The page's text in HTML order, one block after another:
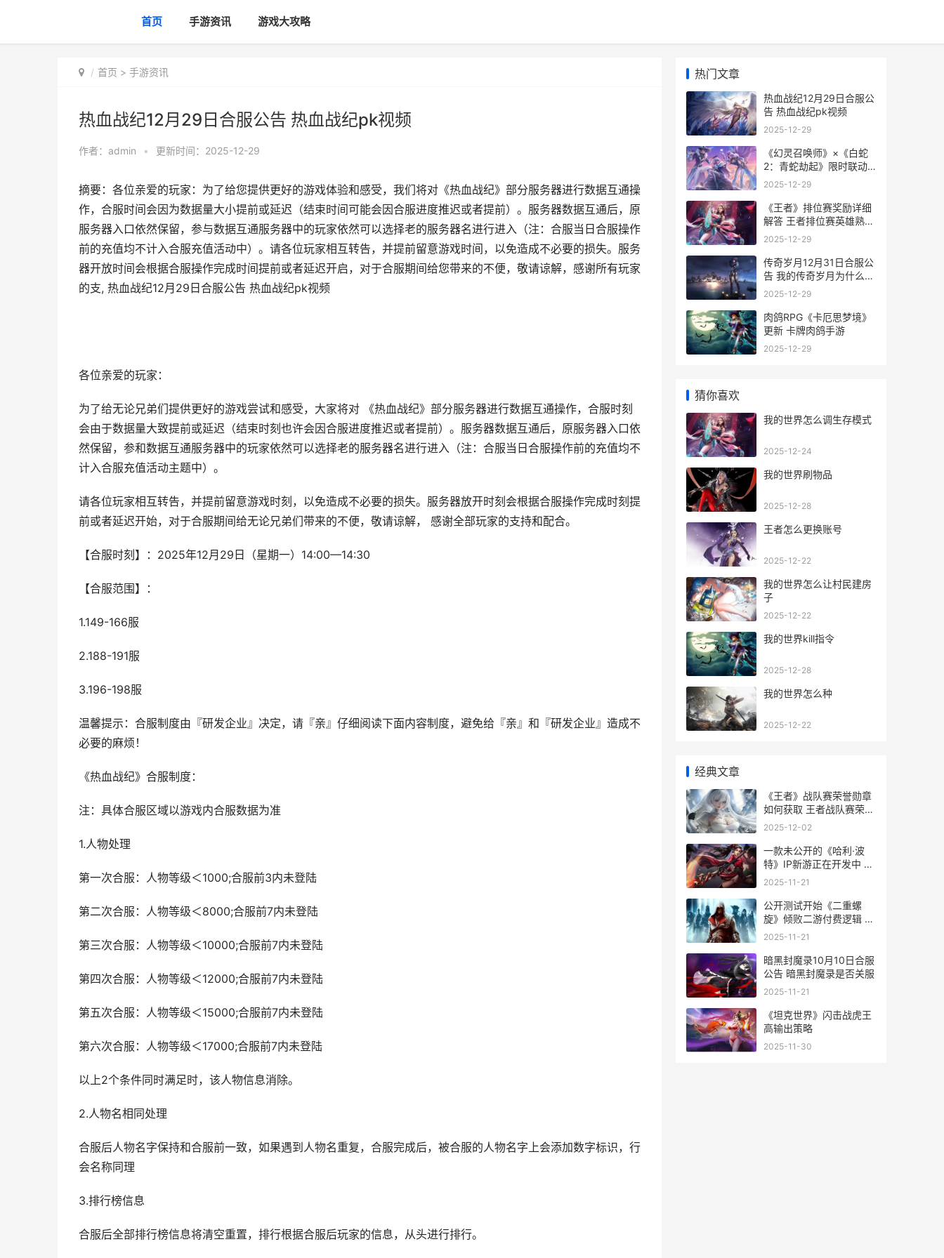
首页 手游资讯 游戏大攻略
首页 > 手游资讯
热血战纪12月29日合服公告 热血战纪pk视频
作者： admin • 更新时间：2025-12-29
摘要：各位亲爱的玩家：为了给您提供更好的游戏体验和感受，我们将对《热血战纪》部分服务器进行数据互通操
作，合服时间会因为数据量大小提前或延迟（结束时间可能会因合服进度推迟或者提前）。服务器数据互通后，原
服务器入口依然保留，参与数据互通服务器中的玩家依然可以选择老的服务器名进行进入（注：合服当日合服操作
前的充值均不计入合服充值活动中）。请各位玩家相互转告，并提前留意游戏时间，以免造成不必要的损失。服务
器开放时间会根据合服操作完成时间提前或者延迟开启，对于合服期间给您带来的不便，敬请谅解，感谢所有玩家
的支, 热血战纪12月29日合服公告 热血战纪pk视频
各位亲爱的玩家：
为了给无论兄弟们提供更好的游戏尝试和感受，大家将对 《热血战纪》部分服务器进行数据互通操作，合服时刻
会由于数据量大致提前或延迟（结束时刻也许会因合服进度推迟或者提前）。服务器数据互通后，原服务器入口依
然保留，参和数据互通服务器中的玩家依然可以选择老的服务器名进行进入（注：合服当日合服操作前的充值均不
计入合服充值活动主题中）。
请各位玩家相互转告，并提前留意游戏时刻，以免造成不必要的损失。服务器放开时刻会根据合服操作完成时刻提
前或者延迟开始，对于合服期间给无论兄弟们带来的不便，敬请谅解， 感谢全部玩家的支持和配合。
【合服时刻】：2025年12月29日（星期一）14:00—14:30
【合服范围】：
1.149-166服
2.188-191服
3.196-198服
温馨提示：合服制度由『研发企业』决定，请『亲』仔细阅读下面内容制度，避免给『亲』和『研发企业』造成不
必要的麻烦！
《热血战纪》合服制度：
注：具体合服区域以游戏内合服数据为准
1.人物处理
第一次合服：人物等级＜1000;合服前3内未登陆
第二次合服：人物等级＜8000;合服前7内未登陆
第三次合服：人物等级＜10000;合服前7内未登陆
第四次合服：人物等级＜12000;合服前7内未登陆
第五次合服：人物等级＜15000;合服前7内未登陆
第六次合服：人物等级＜17000;合服前7内未登陆
以上2个条件同时满足时，该人物信息消除。
2.人物名相同处理
合服后人物名字保持和合服前一致，如果遇到人物名重复，合服完成后，被合服的人物名字上会添加数字标识，行
会名称同理
3.排行榜信息
合服后全部排行榜信息将清空重置，排行根据合服后玩家的信息，从头进行排行。
热门文章
热血战纪12月29日合服公
告 热血战纪pk视频
2025-12-29
《幻灵召唤师》×《白蛇
2：青蛇劫起》限时联动
公开测试同步开始 幻灵召
2025-12-29
《王者》排位赛奖励详细
解答 王者排位赛英雄熟练
多少可以上排位
2025-12-29
传奇岁月12月31日合服公
告 我的传奇岁月为什么章
节乱了
2025-12-29
肉鸽RPG《卡厄思梦境》
更新 卡牌肉鸽手游
2025-12-29
猜你喜欢
我的世界怎么调生存模式
2025-12-24
我的世界刷物品
2025-12-28
王者怎么更换账号
2025-12-22
我的世界怎么让村民建房
子
2025-12-22
我的世界kill指令
2025-12-28
我的世界怎么种
2025-12-22
经典文章
《王者》战队赛荣誉勋章
如何获取 王者战队赛荣誉
勋章怎么获得
2025-12-02
一款未公开的《哈利·波
特》IP新游正在开发中 未
公开发表作品
2025-11-21
公开测试开始《二重螺
旋》倾败二游付费逻辑 公
开测试英文
2025-11-21
暗黑封魔录10月10日合服
公告 暗黑封魔录是否关服
2025-11-21
《坦克世界》闪击战虎王
高输出策略
2025-11-30